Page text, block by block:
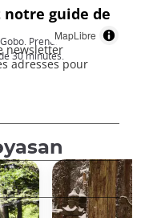
MapLibre
Prendre ensuite le
30 minutes.